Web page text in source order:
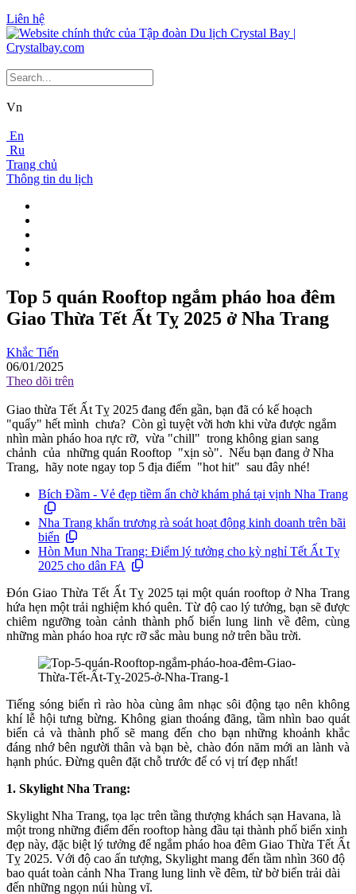
Liên hệ
Vn
En
Ru
Trang chủ
Thông tin du lịch
Top 5 quán Rooftop ngắm pháo hoa đêm
Giao Thừa Tết Ất Tỵ 2025 ở Nha Trang
Khắc Tiến
06/01/2025
Theo dõi trên
Giao thừa Tết Ất Tỵ 2025 đang đến gần, bạn đã có kế hoạch
"quẩy" hết mình chưa? Còn gì tuyệt vời hơn khi vừa được ngắm
nhìn màn pháo hoa rực rỡ, vừa "chill" trong không gian sang
chảnh của những quán Rooftop "xịn sò". Nếu bạn đang ở Nha
Trang, hãy note ngay top 5 địa điểm "hot hit" sau đây nhé!
Bích Đầm - Vẻ đẹp tiềm ẩn chờ khám phá tại vịnh Nha Trang
Nha Trang khẩn trương rà soát hoạt động kinh doanh trên bãi
biển
Hòn Mun Nha Trang: Điểm lý tưởng cho kỳ nghỉ Tết Ất Tỵ
2025 cho dân FA
Đón Giao Thừa Tết Ất Tỵ 2025 tại một quán rooftop ở Nha Trang
hứa hẹn một trải nghiệm khó quên. Từ độ cao lý tưởng, bạn sẽ được
chiêm ngưỡng toàn cảnh thành phố biển lung linh về đêm, cùng
những màn pháo hoa rực rỡ sắc màu bung nở trên bầu trời.
Tiếng sóng biển rì rào hòa cùng âm nhạc sôi động tạo nên không
khí lễ hội tưng bừng. Không gian thoáng đãng, tầm nhìn bao quát
biển cả và thành phố sẽ mang đến cho bạn những khoảnh khắc
đáng nhớ bên người thân và bạn bè, chào đón năm mới an lành và
hạnh phúc. Đừng quên đặt chỗ trước để có vị trí đẹp nhất!
1. Skylight Nha Trang:
Skylight Nha Trang, tọa lạc trên tầng thượng khách sạn Havana, là
một trong những điểm đến rooftop hàng đầu tại thành phố biển xinh
đẹp này, đặc biệt lý tưởng để ngắm pháo hoa đêm Giao Thừa Tết Ất
Tỵ 2025. Với độ cao ấn tượng, Skylight mang đến tầm nhìn 360 độ
bao quát toàn cảnh Nha Trang lung linh về đêm, từ bờ biển trải dài
đến những ngọn núi hùng vĩ.